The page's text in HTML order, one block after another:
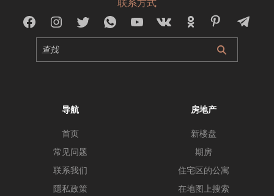
联系方式
导航
首页
常见问题
联系我们
隱私政策
房地产
新楼盘
期房
住宅区的公寓
在地图上搜索